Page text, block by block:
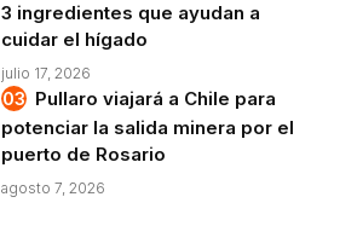
3 ingredientes que ayudan a
cuidar el hígado
julio 17, 2026
Pullaro viajará a Chile para
potenciar la salida minera por el
puerto de Rosario
agosto 7, 2026